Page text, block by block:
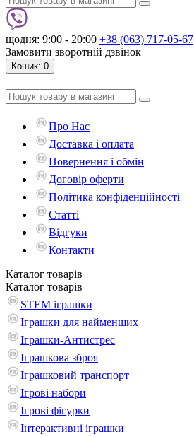
щодня: 9:00 - 20:00 +38 (063) 717-05-67
Замовити зворотній дзвінок
Кошик: 0
Про Нас
Доставка і оплата
Повернення і обмін
Договір оферти
Політика конфіденційності
Статті
Відгуки
Контакти
Каталог товарів
Каталог товарів
STEM іграшки
Іграшки для найменших
Іграшки-Антистрес
Іграшкова зброя
Іграшковий транспорт
Ігрові набори
Ігрові фігурки
Інтерактивні іграшки